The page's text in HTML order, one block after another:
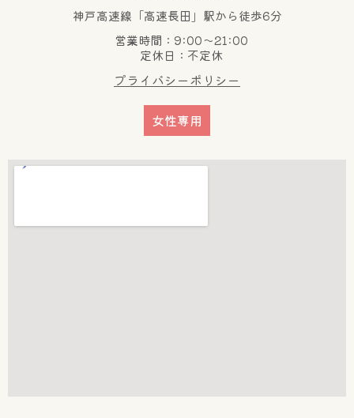
神戸高速線「高速長田」駅から徒歩6分
営業時間：9:00～21:00
定休日：不定休
プライバシーポリシー
女性専用